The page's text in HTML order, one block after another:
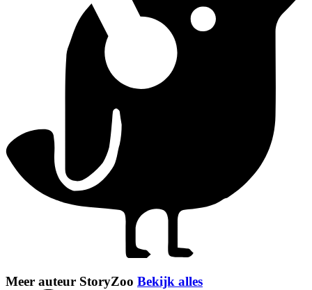
Meer auteur StoryZoo Bekijk alles